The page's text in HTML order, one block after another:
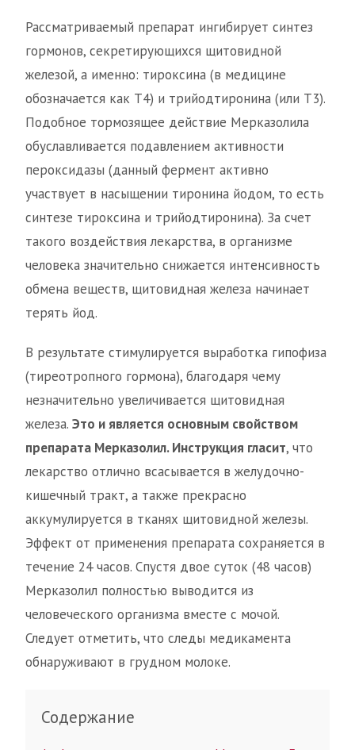
Рассматриваемый препарат ингибирует синтез
гормонов, секретирующихся щитовидной
железой, а именно: тироксина (в медицине
обозначается как Т4) и трийодтиронина (или Т3).
Подобное тормозящее действие Мерказолила
обуславливается подавлением активности
пероксидазы (данный фермент активно
участвует в насыщении тиронина йодом, то есть
синтезе тироксина и трийодтиронина). За счет
такого воздействия лекарства, в организме
человека значительно снижается интенсивность
обмена веществ, щитовидная железа начинает
терять йод.
В результате стимулируется выработка гипофиза
(тиреотропного гормона), благодаря чему
незначительно увеличивается щитовидная
железа. Это и является основным свойством
препарата Мерказолил. Инструкция гласит, что
лекарство отлично всасывается в желудочно-
кишечный тракт, а также прекрасно
аккумулируется в тканях щитовидной железы.
Эффект от применения препарата сохраняется в
течение 24 часов. Спустя двое суток (48 часов)
Мерказолил полностью выводится из
человеческого организма вместе с мочой.
Следует отметить, что следы медикамента
обнаруживают в грудном молоке.
Содержание